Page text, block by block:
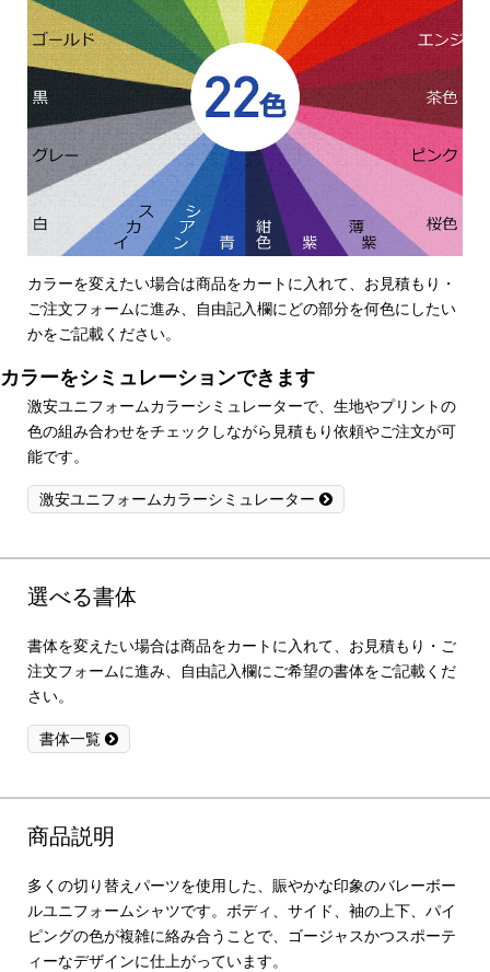
カラーを変えたい場合は商品をカートに入れて、お見積もり・
ご注文フォームに進み、自由記入欄にどの部分を何色にしたい
かをご記載ください。
カラーをシミュレーションできます
激安ユニフォームカラーシミュレーターで、生地やプリントの
色の組み合わせをチェックしながら見積もり依頼やご注文が可
能です。
激安ユニフォームカラーシミュレーター
選べる書体
書体を変えたい場合は商品をカートに入れて、お見積もり・ご
注文フォームに進み、自由記入欄にご希望の書体をご記載くだ
さい。
書体一覧
商品説明
多くの切り替えパーツを使用した、賑やかな印象のバレーボー
ルユニフォームシャツです。ボディ、サイド、袖の上下、パイ
ピングの色が複雑に絡み合うことで、ゴージャスかつスポーテ
ィーなデザインに仕上がっています。